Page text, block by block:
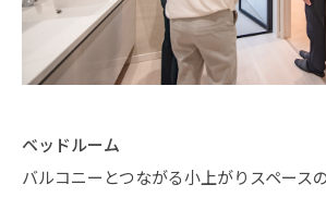
ベッドルーム
バルコニーとつながる小上がりスペース